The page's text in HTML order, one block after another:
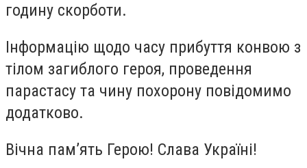
годину скорботи.
Інформацію щодо часу прибуття конвою з
тілом загиблого героя, проведення
парастасу та чину похорону повідомимо
додатково.
Вічна пам’ять Герою! Слава Україні!